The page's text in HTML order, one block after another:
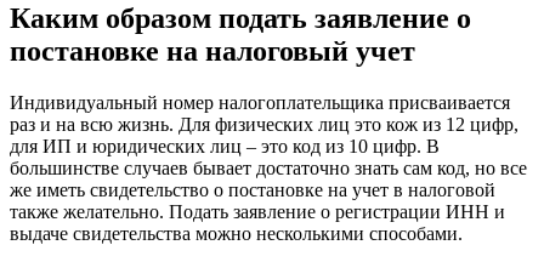
Каким образом подать заявление о
постановке на налоговый учет
Индивидуальный номер налогоплательщика присваивается
раз и на всю жизнь. Для физических лиц это кож из 12 цифр,
для ИП и юридических лиц – это код из 10 цифр. В
большинстве случаев бывает достаточно знать сам код, но все
же иметь свидетельство о постановке на учет в налоговой
также желательно. Подать заявление о регистрации ИНН и
выдаче свидетельства можно несколькими способами.